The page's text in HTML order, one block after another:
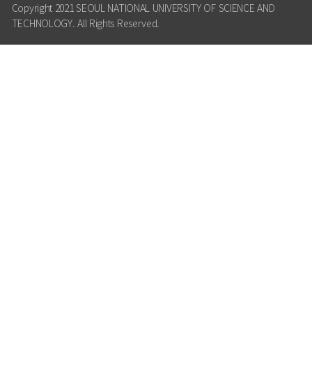
Copyright 2021 SEOUL NATIONAL UNIVERSITY OF SCIENCE AND
TECHNOLOGY. All Rights Reserved.